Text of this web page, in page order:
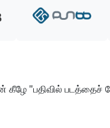
கீழே "பதிவில் படத்தைச்